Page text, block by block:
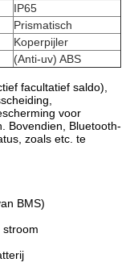
IP65
Prismatisch
Koperpijler
(Anti-uv) ABS
facultatief saldo),
voor
Bovendien, Bluetooth-
zoals etc. te
BMS)
stroom